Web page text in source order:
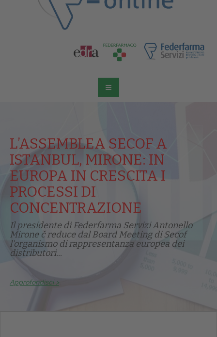
L’ASSEMBLEA SECOF A
ISTANBUL, MIRONE: IN
EUROPA IN CRESCITA I
PROCESSI DI
CONCENTRAZIONE
Il presidente di Federfarma Servizi Antonello
Mirone č reduce dal Board Meeting di Secof
l'organismo di rappresentanza europea dei
distributori...
Approfondisci >